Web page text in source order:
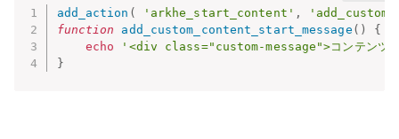
add_action ( 'arkhe_start_content' ,
function
add_custom_content_start_message ( )
{
echo
'<div class="custom-message">コンテンツ
}